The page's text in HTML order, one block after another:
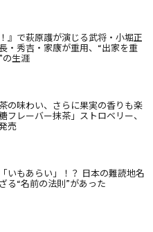
』で萩原護が演じる武将・小堀正
・秀吉・家康が重用、“出家を重
の生涯
の味わい、さらに果実の香りも楽
フレーバー抹茶」ストロベリー、
売
いもあらい」！？ 日本の難読地名
る“名前の法則”があった